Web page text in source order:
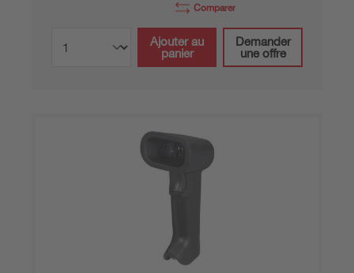
Comparer
Ajouter au
panier
Demander
une offre